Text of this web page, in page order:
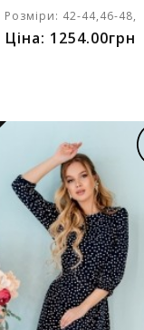
Розміри: 42-44,46-48,
Ціна: 1254.00грн